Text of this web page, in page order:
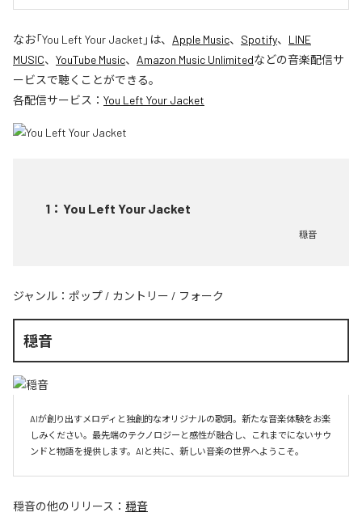
なお「You Left Your Jacket 」は、 Apple Music、 Spotify、 LINE
MUSIC、 YouTube Music、 Amazon Music Unlimitedなどの音楽配信サ
ービスで聴くことができる。
各配信サービス： You Left Your Jacket
1 ： You Left Your Jacket
穏音
ジャンル： ポップ / カントリー / フォーク
穏音
AIが創り出すメロディと独創的なオリジナルの歌詞。新たな音楽体験をお楽
しみください。最先端のテクノロジーと感性が融合し、これまでにないサウ
ンドと物語を提供します。AIと共に、新しい音楽の世界へようこそ。
穏音の他のリリース： 穏音